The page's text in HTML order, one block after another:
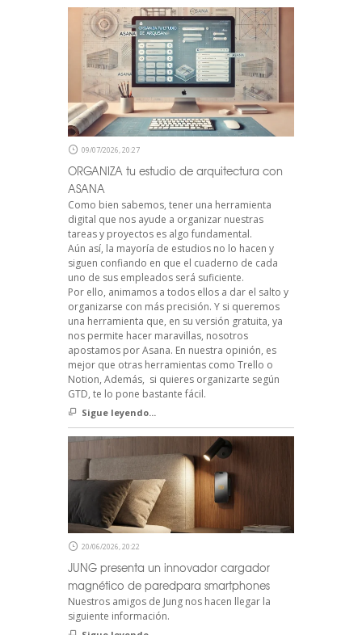
09/07/2026, 20:27
ORGANIZA tu estudio de arquitectura con
ASANA
Como bien sabemos, tener una herramienta
digital que nos ayude a organizar nuestras
tareas y proyectos es algo fundamental.
Aún así, la mayoría de estudios no lo hacen y
siguen confiando en que el cuaderno de cada
uno de sus empleados será suficiente.
Por ello, animamos a todos ellos a dar el salto y
organizarse con más precisión. Y si queremos
una herramienta que, en su versión gratuita, ya
nos permite hacer maravillas, nosotros
apostamos por Asana. En nuestra opinión, es
mejor que otras herramientas como Trello o
Notion, Además, si quieres organizarte según
GTD, te lo pone bastante fácil.
Sigue leyendo...
20/06/2026, 20:22
JUNG presenta un innovador cargador
magnético de paredpara smartphones
Nuestros amigos de Jung nos hacen llegar la
siguiente información.